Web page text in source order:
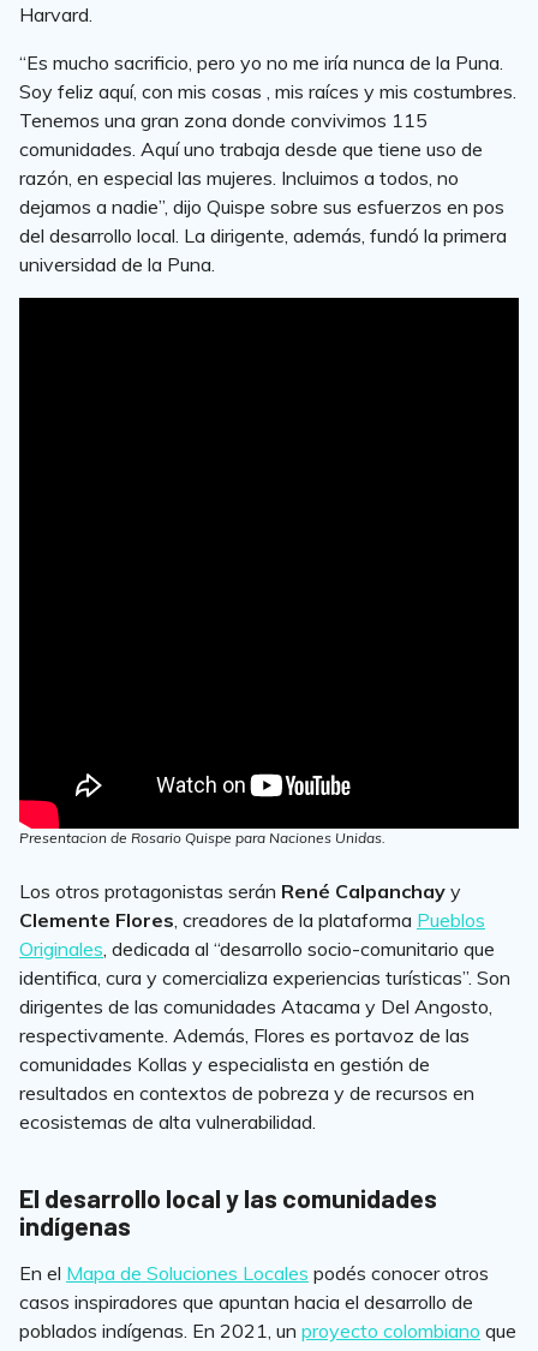
Harvard.
“Es mucho sacrificio, pero yo no me iría nunca de la Puna.
Soy feliz aquí, con mis cosas , mis raíces y mis costumbres.
Tenemos una gran zona donde convivimos 115
comunidades. Aquí uno trabaja desde que tiene uso de
razón, en especial las mujeres. Incluimos a todos, no
dejamos a nadie”, dijo Quispe sobre sus esfuerzos en pos
del desarrollo local. La dirigente, además, fundó la primera
universidad de la Puna.
Presentacion de Rosario Quispe para Naciones Unidas.
Los otros protagonistas serán René Calpanchay y
Clemente Flores, creadores de la plataforma Pueblos
Originales, dedicada al “desarrollo socio-comunitario que
identifica, cura y comercializa experiencias turísticas”. Son
dirigentes de las comunidades Atacama y Del Angosto,
respectivamente. Además, Flores es portavoz de las
comunidades Kollas y especialista en gestión de
resultados en contextos de pobreza y de recursos en
ecosistemas de alta vulnerabilidad.
El desarrollo local y las comunidades
indígenas
En el Mapa de Soluciones Locales podés conocer otros
casos inspiradores que apuntan hacia el desarrollo de
poblados indígenas. En 2021, un proyecto colombiano que